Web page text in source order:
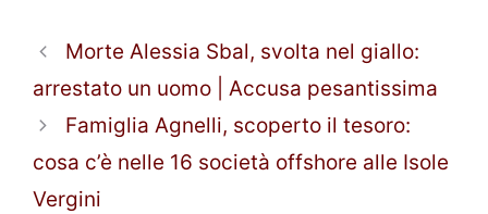
Morte Alessia Sbal, svolta nel giallo:
arrestato un uomo | Accusa pesantissima
Famiglia Agnelli, scoperto il tesoro:
cosa c’è nelle 16 società offshore alle Isole
Vergini